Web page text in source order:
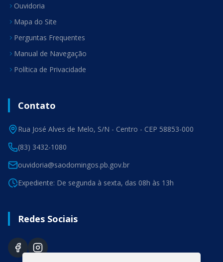
Ouvidoria
Mapa do Site
Perguntas Frequentes
Manual de Navegação
Política de Privacidade
Contato
Rua José Alves de Melo, S/N - Centro - CEP 58853-000
(83) 3432-1080
ouvidoria@saodomingos.pb.gov.br
Expediente: De segunda à sexta, das 08h às 13h
Redes Sociais